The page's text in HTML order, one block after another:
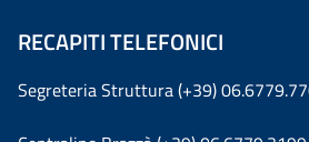
RECAPITI TELEFONICI
Segreteria Struttura (+39)